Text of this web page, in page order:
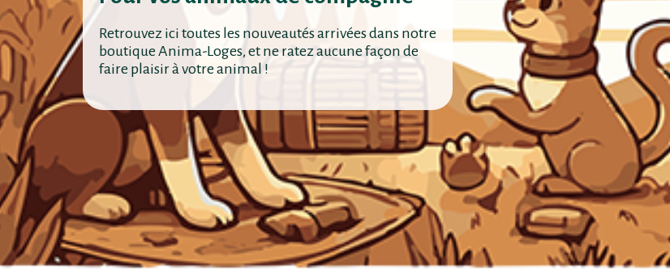
Retrouvez ici toutes les nouveautés arrivées dans notre
boutique Anima-Loges, et ne ratez aucune façon de
faire plaisir à votre animal !